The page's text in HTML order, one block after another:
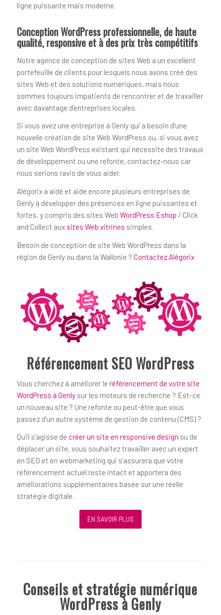
ligne puissante mais moderne.
Conception WordPress professionnelle, de haute
qualité, responsive et à des prix très compétitifs
Notre agence de conception de sites Web a un excellent
portefeuille de clients pour lesquels nous avons créé des
sites Web et des solutions numériques, mais nous
sommes toujours impatients de rencontrer et de travailler
avec davantage d’entreprises locales.
Si vous avez une entreprise à Genly qui a besoin d’une
nouvelle création de site Web WordPress ou, si vous avez
un site Web WordPress existant qui nécessite des travaux
de développement ou une refonte, contactez-nous car
nous serions ravis de vous aider.
Alégorix a aidé et aide encore plusieurs entreprises de
Genly à développer des présences en ligne puissantes et
fortes, y compris des sites Web WordPress Eshop / Click
and Collect aux sites Web vitrines simples.
Besoin de conception de site Web WordPress dans la
région de Genly ou dans la Wallonie ? Contactez Alégorix
Référencement SEO WordPress
Vous cherchez à améliorer le référencement de votre site
WordPress à Genlysur les moteurs de recherche ? Est-ce
un nouveau site ? Une refonte ou peut-être que vous
passez d’un autre système de gestion de contenu (CMS) ?
Qu’il s’agisse de créer un site en responsive design ou de
déplacer un site, vous souhaitez travailler avec un expert
en SEO et en webmarketing qui s’assurera que votre
référencement actuel reste intact et apportera des
améliorations supplémentaires basée sur une réelle
stratégie digitale.
EN SAVOIR PLUS
Conseils et stratégie numérique
WordPress à Genly